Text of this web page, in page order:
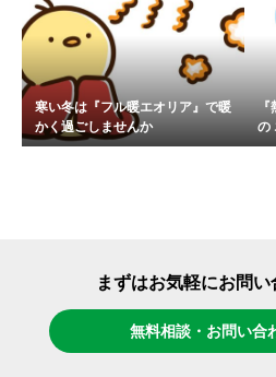
寒い冬は『フル暖エオリア』で暖
かく過ごしませんか
の
まずはお気軽にお問
無料相談・お問い合